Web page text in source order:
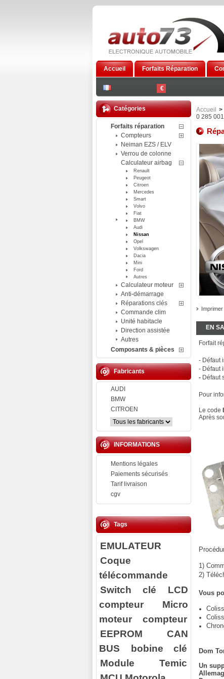
€
Accueil Forfaits Réparation
Catégories
Forfaits réparation
Compteurs
Neiman EZS / ELV
Verrou de colonne
Calculateur airbag
Renault
Peugeot
Citroen
Mercedes
Smart
Volvo
Fiat
BMW
Audi
Nissan
Opel
Volkswagen
Dacia
Mini
Ford
Autres
Calculateur moteur
Anti-démarrage
Réparations clés
Commande clim
Unité habitacle
Direction assistée
Autres
Composants & pièces
Fabricants
AUDI
BMW
CITROEN
INFORMATIONS
Mentions légales
Paiements sécurisés
Tarif livraison
cgv
Tags
EMULATEUR
Coque
télécommande
Switch clé
LCD
compteur
Micro
moteur compteur
EEPROM
CAN
BUS
bobine clé
Module Temic
Accueil >
0 285
Imprimer
EN
Forfait
- Défaut
- Défaut
- Défaut
Pour
Le code
Après
1)
2)
Vous
Dom
Un